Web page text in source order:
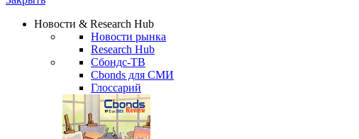
Надстройка XLS
Сбондс Люди
Новости & Research Hub
Новости рынка
Research Hub
Сбондс-ТВ
Cbonds для СМИ
Глоссарий